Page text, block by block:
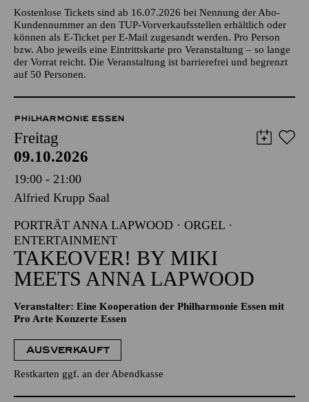
Kostenlose Tickets sind ab 16.07.2026 bei Nennung der Abo-
Kundennummer an den TUP-Vorverkaufsstellen erhältlich oder
können als E-Ticket per E-Mail zugesandt werden. Pro Person
bzw. Abo jeweils eine Eintrittskarte pro Veranstaltung – so lange
der Vorrat reicht. Die Veranstaltung ist barrierefrei und begrenzt
auf 50 Personen.
PHILHARMONIE ESSEN
Freitag
09.10.2026
19:00 - 21:00
Alfried Krupp Saal
PORTRÄT ANNA LAPWOOD · ORGEL ·
ENTERTAINMENT
TAKEOVER! BY MIKI
MEETS ANNA LAPWOOD
Veranstalter: Eine Kooperation der Philharmonie Essen mit
Pro Arte Konzerte Essen
AUSVERKAUFT
Restkarten ggf. an der Abendkasse